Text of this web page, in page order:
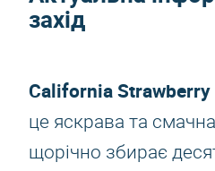
захід
California
це яскрава та
щорічно збирає